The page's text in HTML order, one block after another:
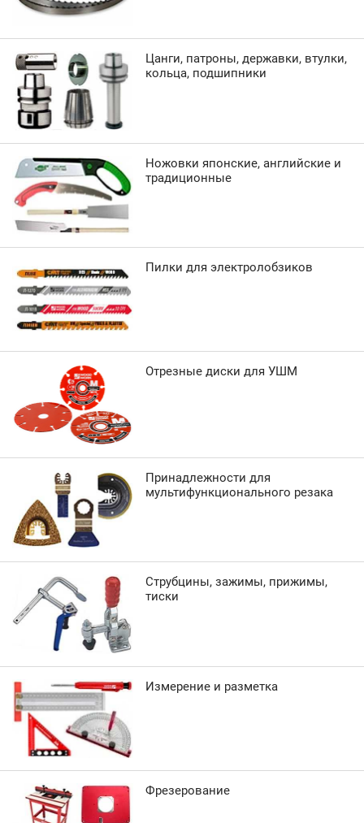
Цанги, патроны, державки, втулки,
кольца, подшипники
Ножовки японские, английские и
традиционные
Пилки для электролобзиков
Отрезные диски для УШМ
Принадлежности для
мультифункционального резака
Струбцины, зажимы, прижимы,
тиски
Измерение и разметка
Фрезерование